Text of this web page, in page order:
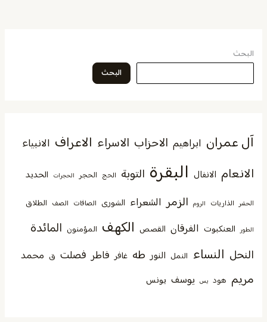
البحث
البحث
آل عمران ابراهيم الاحزاب الاسراء الاعراف الانبياء
الانعام الانفال البقرة التوبة الحج الحجر الحجرات الحديد
الحشر الذاريات الروم الزمر الشعراء الشورى الصافات الصف الطلاق
الطور العنكبوت الفرقان القصص الكهف المؤمنون المائدة
النحل النساء النمل النور طه غافر فاطر فصلت ق محمد
مريم هود يس يوسف يونس